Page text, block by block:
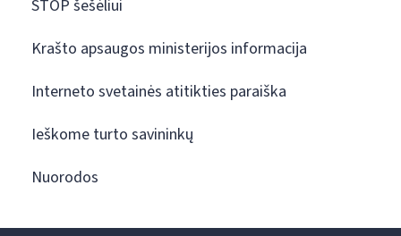
STOP šešėliui
Krašto apsaugos ministerijos informacija
Interneto svetainės atitikties paraiška
Ieškome turto savininkų
Nuorodos